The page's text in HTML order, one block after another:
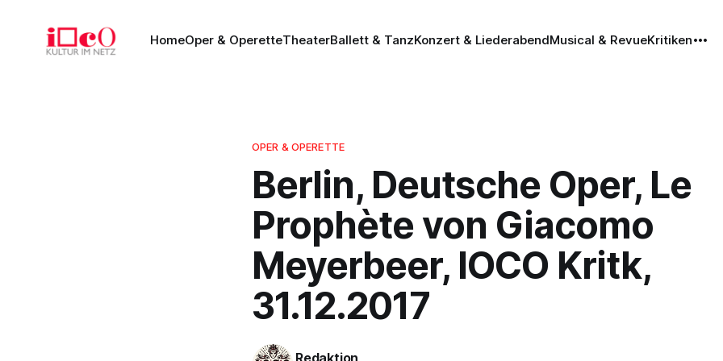
HomeOper & OperetteTheaterBallett & TanzKonzert & LiederabendMusical & RevueKritiken
OPER & OPERETTE
Berlin, Deutsche Oper, Le
Prophète von Giacomo
Meyerbeer, IOCO Kritk,
31.12.2017
Redaktion